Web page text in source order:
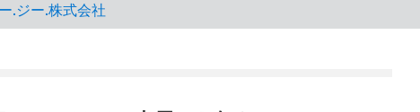
.ジー.株式会社